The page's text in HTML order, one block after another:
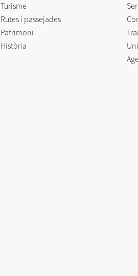
Turisme
Rutes i passejades
Patrimoni
Història